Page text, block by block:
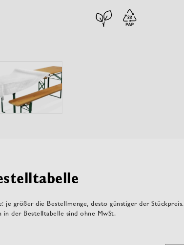
je größer die Bestellmenge, desto günstiger der Stückpreis.
in der Bestelltabelle sind ohne MwSt.